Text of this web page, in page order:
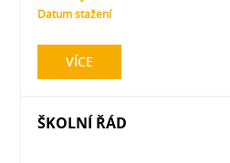
Datum stažení
VÍCE
ŠKOLNÍ ŘÁD